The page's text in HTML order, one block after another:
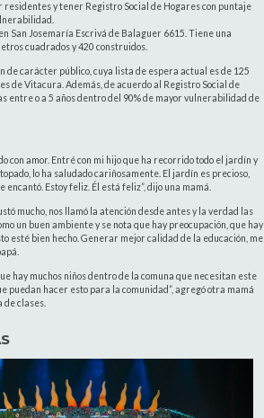
y tener Registro Social de Hogares con puntaje
San Josemaría Escrivá de Balaguer 6615. Tiene una
cuadrados y 420 construidos.
de carácter público, cuya lista de espera actual es de 125
de Vitacura. Además, de acuerdo al Registro Social de
entre o a 5 años dentro del 90% de mayor vulnerabilidad de
con amor. Entré con mi hijo que ha recorrido todo el jardín y
lo ha saludado cariñosamente. El jardín es precioso,
encantó. Estoy feliz. Él está feliz”, dijo una mamá.
mucho, nos llamó la atención desde antes y la verdad las
un buen ambiente y se nota que hay preocupación, que hay
esté bien hecho. Generar mejor calidad de la educación, me
hay muchos niños dentro de la comuna que necesitan este
puedan hacer esto para la comunidad”, agregó otra mamá
clases.